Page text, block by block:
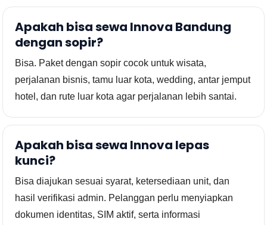
Apakah bisa sewa Innova Bandung
dengan sopir?
Bisa. Paket dengan sopir cocok untuk wisata,
perjalanan bisnis, tamu luar kota, wedding, antar jemput
hotel, dan rute luar kota agar perjalanan lebih santai.
Apakah bisa sewa Innova lepas
kunci?
Bisa diajukan sesuai syarat, ketersediaan unit, dan
hasil verifikasi admin. Pelanggan perlu menyiapkan
dokumen identitas, SIM aktif, serta informasi